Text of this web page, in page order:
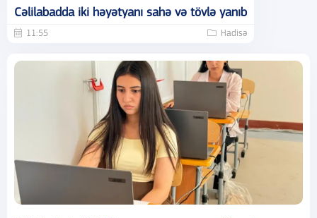
Cəlilabadda iki həyətyanı sahə və tövlə yanıb
11:55 Hadisə